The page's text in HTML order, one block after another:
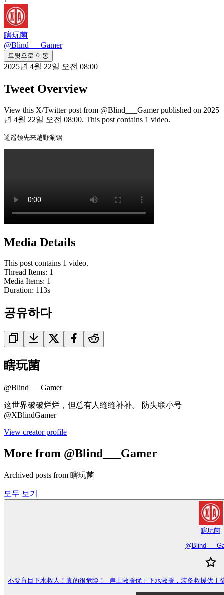
瞎玩菌
@Blind___Gamer
트윗으로 이동
2025년 4월 22일 오전 08:00
Tweet Overview
View this X/Twitter post from @Blind___Gamer published on 2025
년 4월 22일 오전 08:00. This post contains 1 video.
遥遥领先来越野涮锅
Media Details
This post contains 1 video.
Thread Items: 1
Media Items: 1
Duration: 113s
공유하다
瞎玩菌
@Blind___Gamer
这世界破破烂烂，但总有人缝缝补补。 防失联小号
@XBlindGamer
View creator profile
More from @Blind___Gamer
Archived posts from 瞎玩菌
모두 보기
瞎玩菌
@
不要盲目下水救人！真的很危险！ 岸上救援优于下水救援，装备救援